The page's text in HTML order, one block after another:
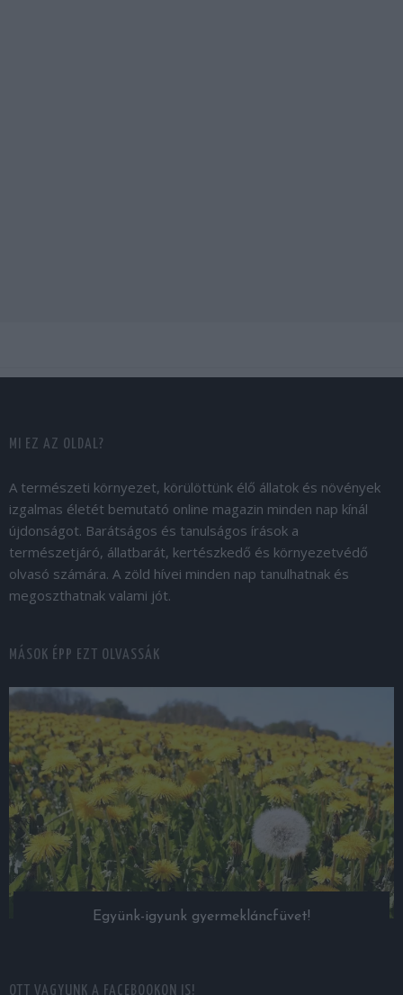
MI EZ AZ OLDAL?
A természeti környezet, körülöttünk élő állatok és növények
izgalmas életét bemutató online magazin minden nap kínál
újdonságot. Barátságos és tanulságos írások a
természetjáró, állatbarát, kertészkedő és környezetvédő
olvasó számára. A zöld hívei minden nap tanulhatnak és
megoszthatnak valami jót.
MÁSOK ÉPP EZT OLVASSÁK
Együnk-igyunk gyermekláncfüvet!
OTT VAGYUNK A FACEBOOKON IS!